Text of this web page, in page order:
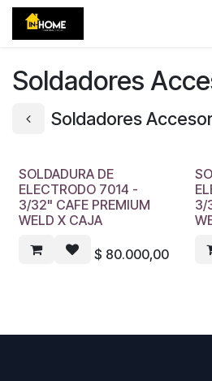
Ir al contenido
Soldadores
Soldadores
SOLDADURA DE
ELECTRODO 7014 -
3/32" CAFE PREMIUM
WELD X CAJA
$ 80.000,00
3/